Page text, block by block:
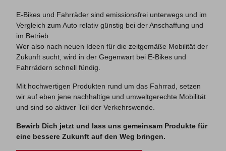
E-Bikes und Fahrräder sind emissionsfrei unterwegs und im
Vergleich zum Auto relativ günstig bei der Anschaffung und
im Betrieb.
Wer also nach neuen Ideen für die zeitgemäße Mobilität der
Zukunft sucht, wird in der Gegenwart bei E-Bikes und
Fahrrädern schnell fündig.
Mit hochwertigen Produkten rund um das Fahrrad, setzen
wir auf eben jene nachhaltige und umweltgerechte Mobilität
und sind so aktiver Teil der Verkehrswende.
Bewirb Dich jetzt und lass uns gemeinsam Produkte für
eine bessere Zukunft auf den Weg bringen.